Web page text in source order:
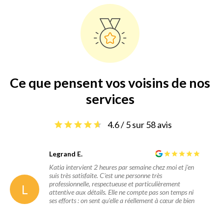
Ce que pensent vos voisins de nos
services
4.6 / 5 sur 58 avis
L
Legrand E.
Katia intervient 2 heures par semaine chez moi et j'en
suis très satisfaite. C'est une personne très
professionnelle, respectueuse et particulièrement
attentive aux détails. Elle ne compte pas son temps ni
ses efforts : on sent qu'elle a réellement à cœur de bien